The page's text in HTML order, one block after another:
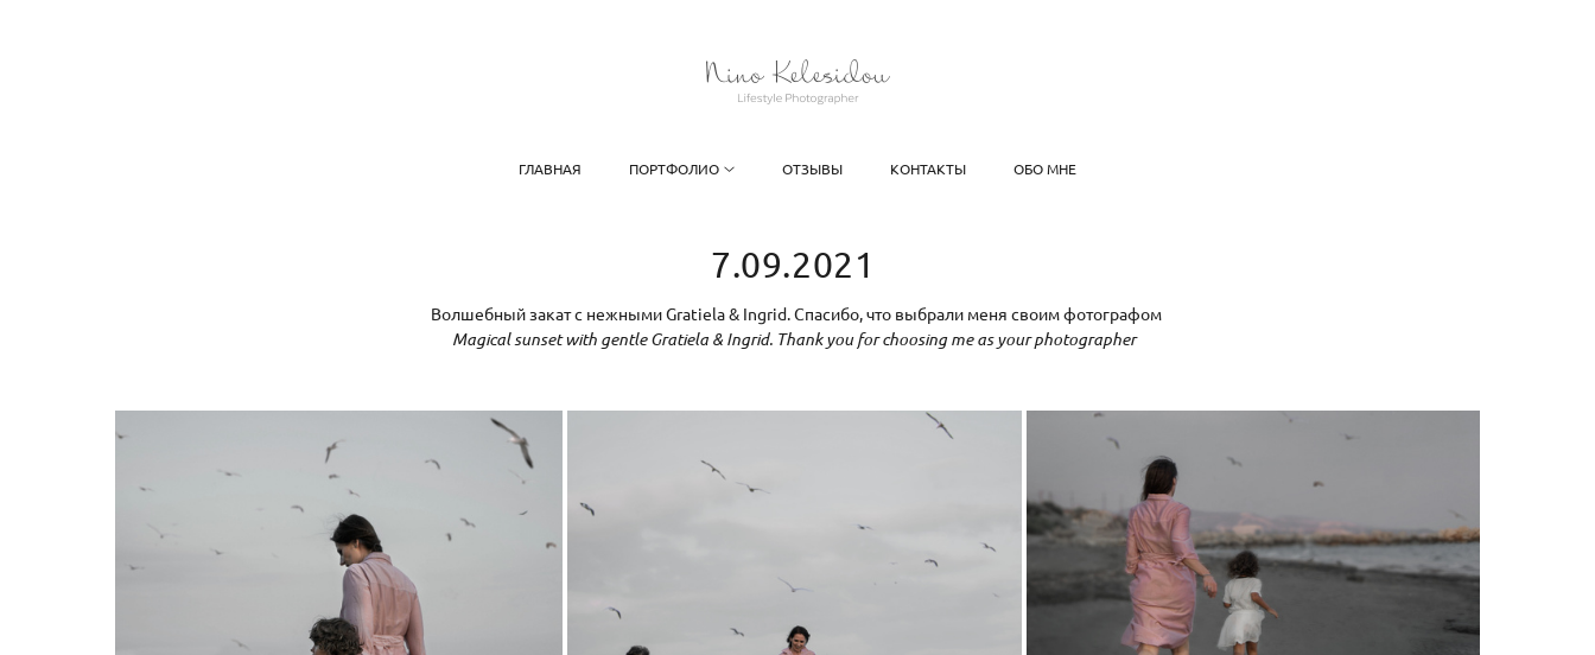
ГЛАВНАЯ ПОРТФОЛИО ОТЗЫВЫ КОНТАКТЫ ОБО МНЕ
7.09.2021
Волшебный закат с нежными Gratiela & Ingrid. Спасибо, что выбрали меня своим фотографом
Magical sunset with gentle Gratiela & Ingrid. Thank you for choosing me as your photographer